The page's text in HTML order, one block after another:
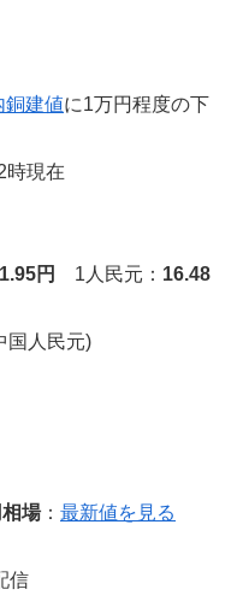
銅建値に1万円程度の下
時現在
円 1人民元： 16.48
国人民元)
場： 最新値を見る
信